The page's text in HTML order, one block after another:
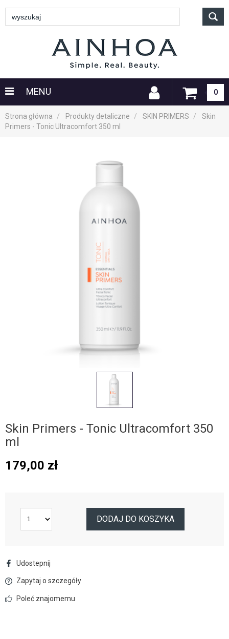
MENU 0
Strona główna Produkty detaliczne SKIN PRIMERS
Skin
Primers - Tonic Ultracomfort 350 ml
Skin Primers - Tonic Ultracomfort 350
ml
179,00 zł
DODAJ DO KOSZYKA
Udostepnij
Zapytaj o szczegóły
Poleć znajomemu